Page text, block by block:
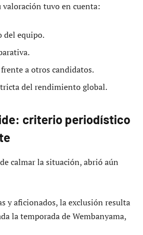
valoración tuvo en cuenta:
del equipo.
a otros candidatos.
del rendimiento global.
criterio periodístico
calmar la situación, abrió aún
y aficionados, la exclusión resulta
la temporada de Wembanyama,